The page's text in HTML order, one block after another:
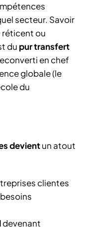
secteur. Savoir
réticent ou
du pur transfert
en chef
globale (le
du
devientun atout
clientes
devenant